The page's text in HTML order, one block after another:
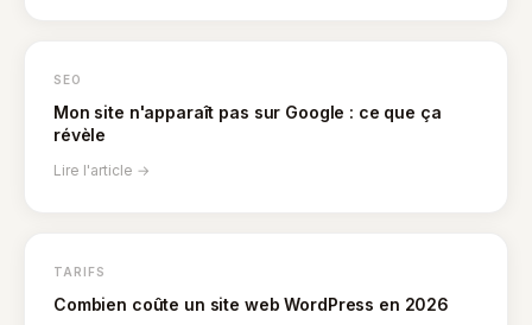
SEO
Mon site n'apparaît pas sur Google : ce que ça
révèle
Lire l'article →
TARIFS
Combien coûte un site web WordPress en 2026